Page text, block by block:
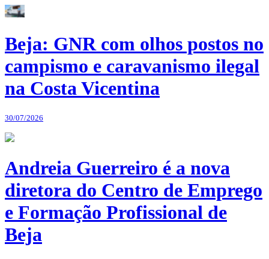
Beja: GNR com olhos postos no
campismo e caravanismo ilegal
na Costa Vicentina
30/07/2026
Andreia Guerreiro é a nova
diretora do Centro de Emprego
e Formação Profissional de
Beja